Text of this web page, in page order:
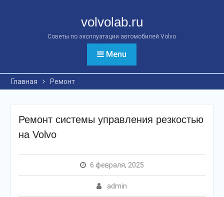
volvolab.ru
Советы по эксплуатации автомобилей Volvo
Menu
Главная Ремонт
Ремонт системы управления резкостью
на Volvo
6 февраля, 2025
admin